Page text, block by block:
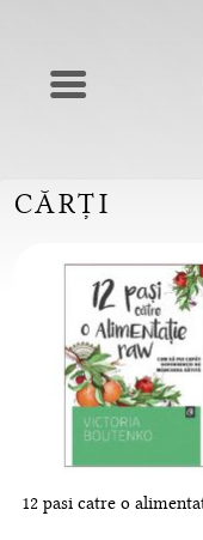
CĂRȚI
12 pasi catre o